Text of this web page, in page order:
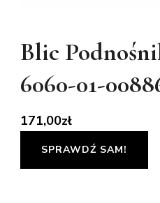
Blic
6060-01-
171,00zł
SPRAWDŹ SAM!